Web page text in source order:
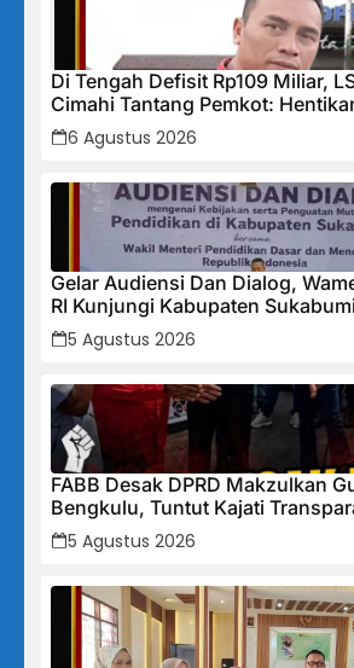
Di Tengah Defisit Rp109 Miliar,
Cimahi Tantang Pemkot:
Tutup-Tutupan, Buka Data
6 Agustus 2026
Gelar Audiensi Dan Dialog,
RI Kunjungi Kabupaten
Mendapat Bantuan Rehabilitasi
5 Agustus 2026
FABB Desak DPRD Makzulkan
Bengkulu, Tuntut Kajati
Mega Mall
5 Agustus 2026